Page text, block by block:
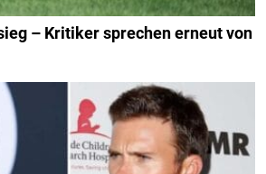
– Kritiker sprechen erneut von